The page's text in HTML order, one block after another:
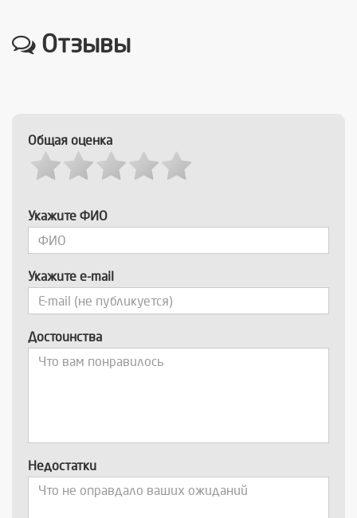
Отзывы
Общая оценка
Укажите ФИО
Укажите e-mail
Достоинства
Недостатки